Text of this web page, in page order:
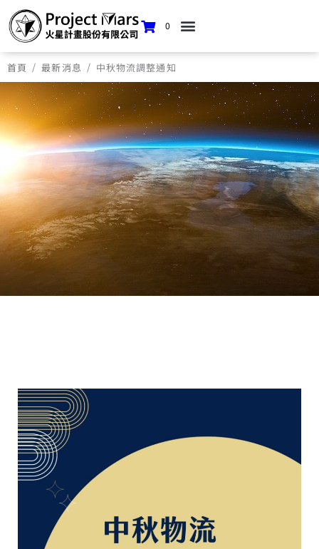
0
首頁 / 最新消息 / 中秋物流調整通知